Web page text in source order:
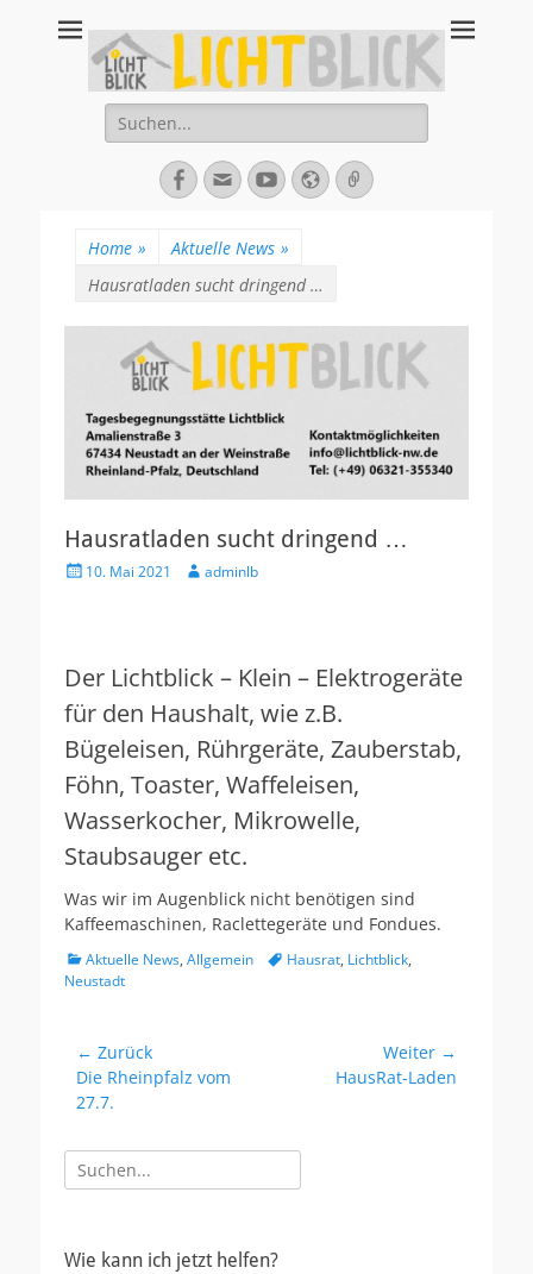
Lichtblick
67434 Neustadt an der Weinstraße – Amalienstraße 3 – Tel:
06321-355340
Suche
nach:
Facebook
E-
Mail
YouTube
WebsiteVerknüpfung
Home » Aktuelle News »
Hausratladen sucht dringend …
Hausratladen sucht dringend …
Veröffentlicht
10. Mai 2021 Autoradminlb
Der Lichtblick – Klein – Elektrogeräte
für den Haushalt, wie z.B.
Bügeleisen, Rührgeräte, Zauberstab,
Föhn, Toaster, Waffeleisen,
Wasserkocher, Mikrowelle,
Staubsauger etc.
Was wir im Augenblick nicht benötigen sind
Kaffeemaschinen, Raclettegeräte und Fondues.
Kategorien
Aktuelle News, Allgemein Schlagworte
Hausrat, Lichtblick,
Neustadt
Beitragsnavigation
← Zurück
Vorheriger
Beitrag:
Die Rheinpfalz vom
27.7.
Weiter →
NächsterHausRat-Laden
Suche
nach:
Wie kann ich jetzt helfen?